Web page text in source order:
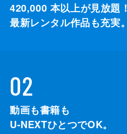
420,000 本以上が見放題！
最新レンタル作品も充実。
02
動画も書籍も
U-NEXTひとつでOK。